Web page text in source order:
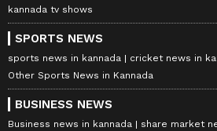
kannada tv shows
SPORTS NEWS
sports news in kannada
cricket news in
Other Sports News in Kannada
BUSINESS NEWS
Business news in kannada
share market